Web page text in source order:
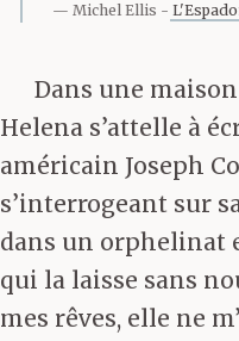
Michel Ellis
Dans une
Helena s’attelle à
américain Joseph
s’interrogeant sur
dans un orphelinat
qui la laisse sans
mes rêves, elle ne